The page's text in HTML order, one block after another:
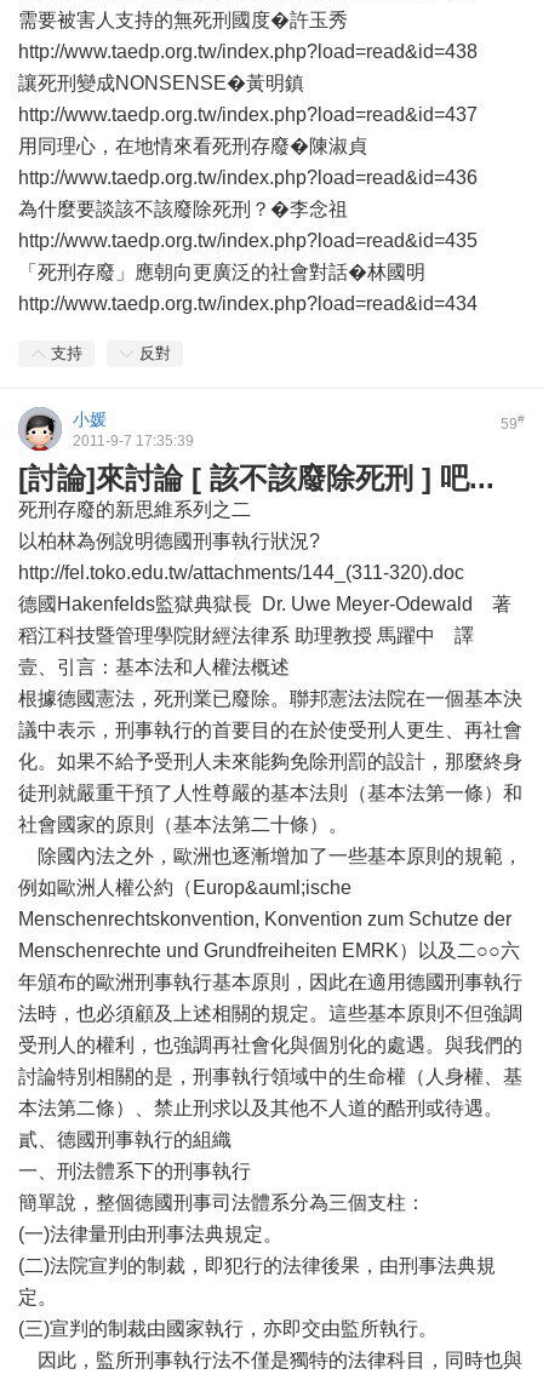
需要被害人支持的無死刑國度�許玉秀
http://www.taedp.org.tw/index.php?load=read&id=438
讓死刑變成NONSENSE�黃明鎮
http://www.taedp.org.tw/index.php?load=read&id=437
用同理心，在地情來看死刑存廢�陳淑貞
http://www.taedp.org.tw/index.php?load=read&id=436
為什麼要談該不該廢除死刑？�李念祖
http://www.taedp.org.tw/index.php?load=read&id=435
「死刑存廢」應朝向更廣泛的社會對話�林國明
http://www.taedp.org.tw/index.php?load=read&id=434
支持 反對
59#
小媛
2011-9-7 17:35:39
[討論]來討論 [ 該不該廢除死刑 ] 吧...
死刑存廢的新思維系列之二
以柏林為例說明德國刑事執行狀況?
http://fel.toko.edu.tw/attachments/144_(311-320).doc
德國Hakenfelds監獄典獄長 Dr. Uwe Meyer-Odewald 著
稻江科技暨管理學院財經法律系 助理教授 馬躍中 譯
壹、引言：基本法和人權法概述
根據德國憲法，死刑業已廢除。聯邦憲法法院在一個基本決
議中表示，刑事執行的首要目的在於使受刑人更生、再社會
化。如果不給予受刑人未來能夠免除刑罰的設計，那麼終身
徒刑就嚴重干預了人性尊嚴的基本法則（基本法第一條）和
社會國家的原則（基本法第二十條）。
除國內法之外，歐洲也逐漸增加了一些基本原則的規範，
例如歐洲人權公約（Europ&auml;ische
Menschenrechtskonvention, Konvention zum Schutze der
Menschenrechte und Grundfreiheiten EMRK）以及二○○六
年頒布的歐洲刑事執行基本原則，因此在適用德國刑事執行
法時，也必須顧及上述相關的規定。這些基本原則不但強調
受刑人的權利，也強調再社會化與個別化的處遇。與我們的
討論特別相關的是，刑事執行領域中的生命權（人身權、基
本法第二條）、禁止刑求以及其他不人道的酷刑或待遇。
貳、德國刑事執行的組織
一、刑法體系下的刑事執行
簡單說，整個德國刑事司法體系分為三個支柱：
(一)法律量刑由刑事法典規定。
(二)法院宣判的制裁，即犯行的法律後果，由刑事法典規
定。
(三)宣判的制裁由國家執行，亦即交由監所執行。
因此，監所刑事執行法不僅是獨特的法律科目，同時也與